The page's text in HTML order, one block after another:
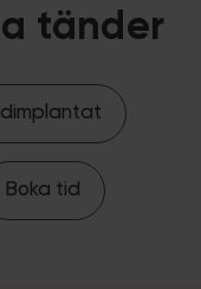
tänder
Boka tid